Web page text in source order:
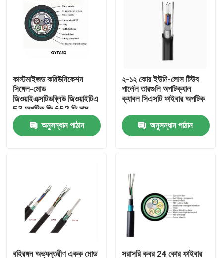
আমাদের সম্পর্কে
মান নিয়ন্ত্রণ
যোগাযোগ করুন
বহিরঙ্গন ফাইবার অপটিক কেবল
ইন্ডোর ফাইবার অপটিক কেবল
ফাইবার অপটিক তারের
কাস্টমাইজড কমিউনিকেশন
সিঙ্গেল-মোড
জিওয়াইএক্সটিডব্লিউ জিওয়াইটিএ
53 অপটিক জি 652 ডি দাম
জিওয়াইএক্সটিসি 8 এস
জিওয়াইএক্সটিআই এএসইউ
ফাইবার ক্যাবল
অনুসন্ধান পাঠান
২-১২ কোর ইউনি-লোস টিউব
পার্লেল তারগুলি অপটিক্যাল
ক্যাবল সিএসটি ফাইবার অপটিক
অনুসন্ধান পাঠান
বহিরঙ্গন অভ্যন্তরীণ একক মোড সরাসরি কবর 24 কোর ফাইবার